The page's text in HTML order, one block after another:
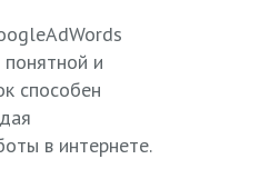
и
способен
в интернете.